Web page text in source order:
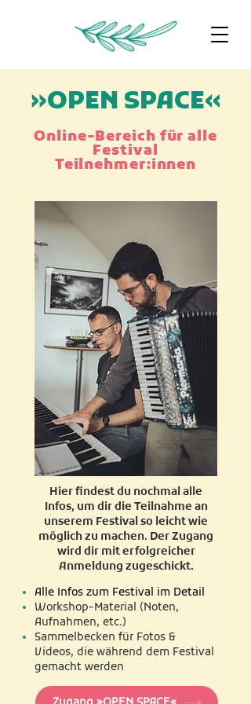
»OPEN SPACE«
Online-Bereich für alle
Festival
Teilnehmer:innen
Hier findest du nochmal alle
Infos, um dir die Teilnahme an
unserem Festival so leicht wie
möglich zu machen. Der Zugang
wird dir mit erfolgreicher
Anmeldung zugeschickt.
Alle Infos zum Festival im Detail
Workshop-Material (Noten,
Aufnahmen, etc.)
Sammelbecken für Fotos &
Videos, die während dem Festival
gemacht werden